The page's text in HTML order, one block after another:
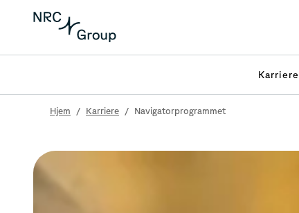
Karriere
Hjem / Karriere / Navigatorprogrammet